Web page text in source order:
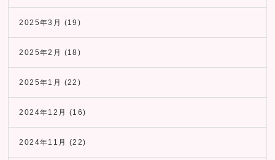
2025年3月 (19)
2025年2月 (18)
2025年1月 (22)
2024年12月 (16)
2024年11月 (22)